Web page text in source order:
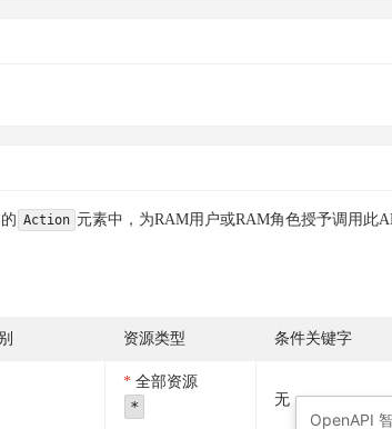
Action 元素中，为RAM用户或RAM角色授予调用此
资源类型 条件关键字
全部资源
* 无
OpenAPI